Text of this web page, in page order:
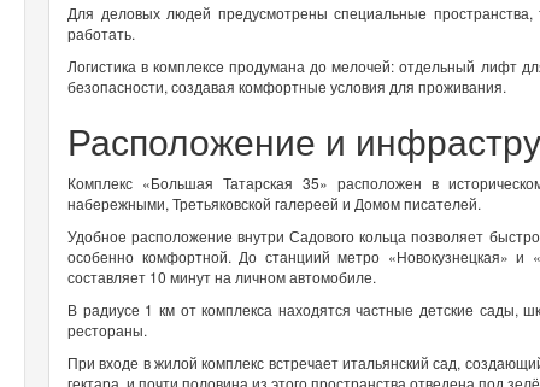
Для деловых людей предусмотрены специальные
работать.
Логистика в комплексe продумана до мелочей: отдельный лифт
безопасности, создавая комфортные условия для проживания.
Расположение и
Комплекс «Большая Татарская 35» расположен в
набережными, Третьяковской галереей и Домом писателей.
Удобное расположение внутри Садового кольца позволяет
особенно комфортной. До станциий метро «Новокузнецкая»
составляет 10 минут на личном автомобиле.
В радиусе 1 км от комплекса находятся частные детские сады,
рестораны.
При входе в жилой комплекс встречает итальянский сад,
гектара, и почти половина из этого пространства отведена под